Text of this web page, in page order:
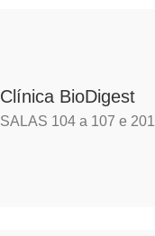
Clínica BioDigest
SALAS 104 a 107 e 201